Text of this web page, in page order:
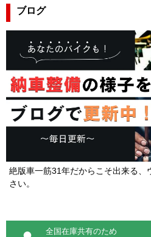
ブログ
絶版車一筋31年だからこそ出来る、
さい。
全国在庫共有のため